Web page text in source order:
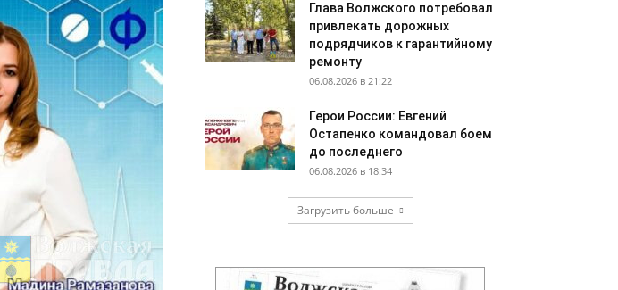
Глава Волжского потребовал
привлекать дорожных
подрядчиков к гарантийному
ремонту
06.08.2026 в 21:22
Герои России: Евгений
Остапенко командовал боем
до последнего
06.08.2026 в 18:34
Загрузить больше